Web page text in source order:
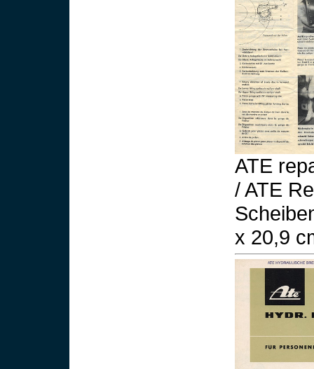
ATE
/ ATE
x 20,9